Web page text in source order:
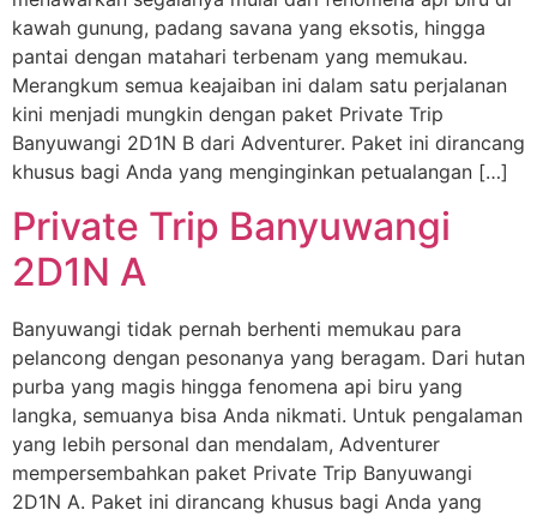
kawah gunung, padang savana yang eksotis, hingga
pantai dengan matahari terbenam yang memukau.
Merangkum semua keajaiban ini dalam satu perjalanan
kini menjadi mungkin dengan paket Private Trip
Banyuwangi 2D1N B dari Adventurer. Paket ini dirancang
khusus bagi Anda yang menginginkan petualangan […]
Private Trip Banyuwangi
2D1N A
Banyuwangi tidak pernah berhenti memukau para
pelancong dengan pesonanya yang beragam. Dari hutan
purba yang magis hingga fenomena api biru yang
langka, semuanya bisa Anda nikmati. Untuk pengalaman
yang lebih personal dan mendalam, Adventurer
mempersembahkan paket Private Trip Banyuwangi
2D1N A. Paket ini dirancang khusus bagi Anda yang